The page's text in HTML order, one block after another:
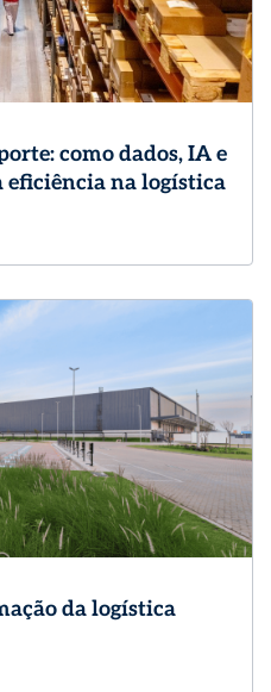
como dados, IA e
eficiência na logística
da logística